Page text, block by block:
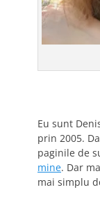
Eu sunt
prin 2005.
paginile de
mine. Dar
mai simplu